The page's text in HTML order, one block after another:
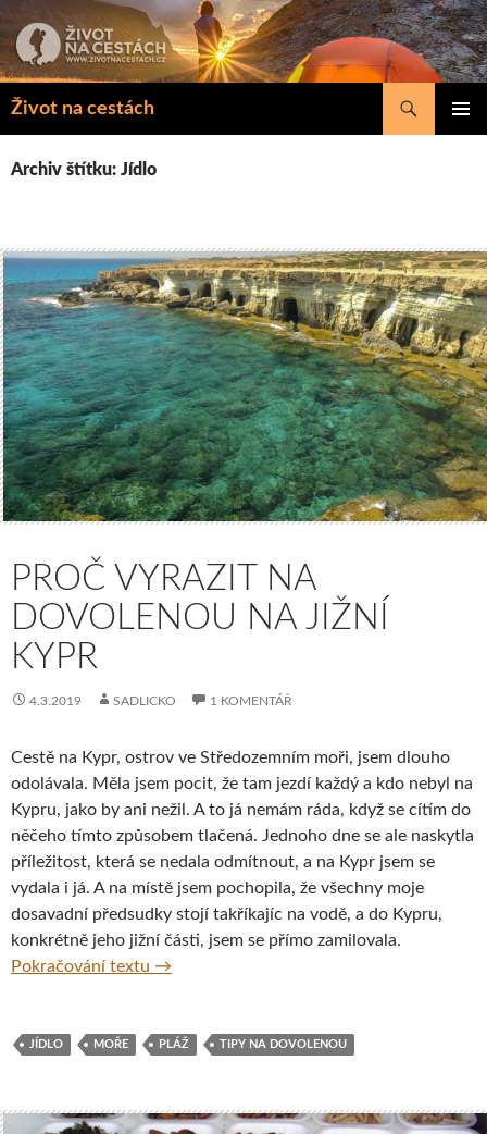
k
obsahu
Život na cestách
Hledat
Archiv štítku: Jídlo
PROČ VYRAZIT NA
DOVOLENOU NA JIŽNÍ
KYPR
4.3.2019 SADLICKO 1 KOMENTÁŘ
Cestě na Kypr, ostrov ve Středozemním moři, jsem dlouho
odolávala. Měla jsem pocit, že tam jezdí každý a kdo nebyl na
Kypru, jako by ani nežil. A to já nemám ráda, když se cítím do
něčeho tímto způsobem tlačená. Jednoho dne se ale naskytla
příležitost, která se nedala odmítnout, a na Kypr jsem se
vydala i já. A na místě jsem pochopila, že všechny moje
dosavadní předsudky stojí takříkajíc na vodě, a do Kypru,
konkrétně jeho jižní části, jsem se přímo zamilovala.
Pokračování textu Proč vyrazit na dovolenou na jižní Kypr
→
JÍDLO MOŘE PLÁŽ TIPY NA DOVOLENOU